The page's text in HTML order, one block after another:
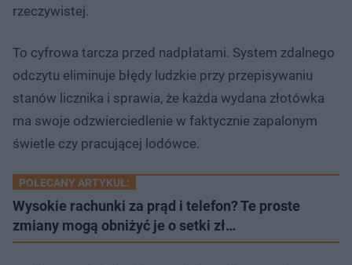
rzeczywistej.
To cyfrowa tarcza przed nadpłatami. System zdalnego
odczytu eliminuje błędy ludzkie przy przepisywaniu
stanów licznika i sprawia, że każda wydana złotówka
ma swoje odzwierciedlenie w faktycznie zapalonym
świetle czy pracującej lodówce.
POLECANY ARTYKUŁ:
Wysokie rachunki za prąd i telefon? Te proste
zmiany mogą obniżyć je o setki zł…